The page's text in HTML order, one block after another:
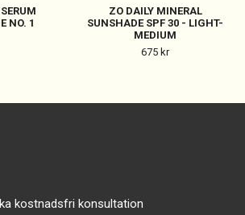
NO. 1
ZO DAILY MINERAL
SUNSHADE SPF 30 - LIGHT-
MEDIUM
675 kr
kostnadsfri konsultation